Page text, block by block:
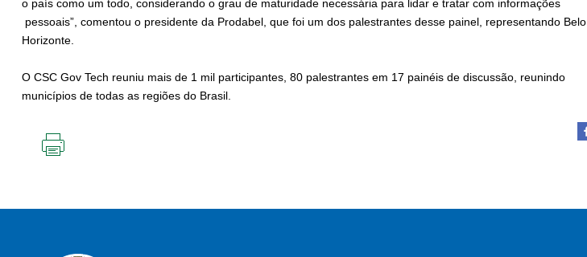
o país como um todo, considerando o grau de maturidade necessária para lidar e tratar com informações
pessoais”, comentou o presidente da Prodabel, que foi um dos palestrantes desse painel, representando Belo
Horizonte.
O CSC Gov Tech reuniu mais de 1 mil participantes, 80 palestrantes em 17 painéis de discussão, reunindo
municípios de todas as regiões do Brasil.